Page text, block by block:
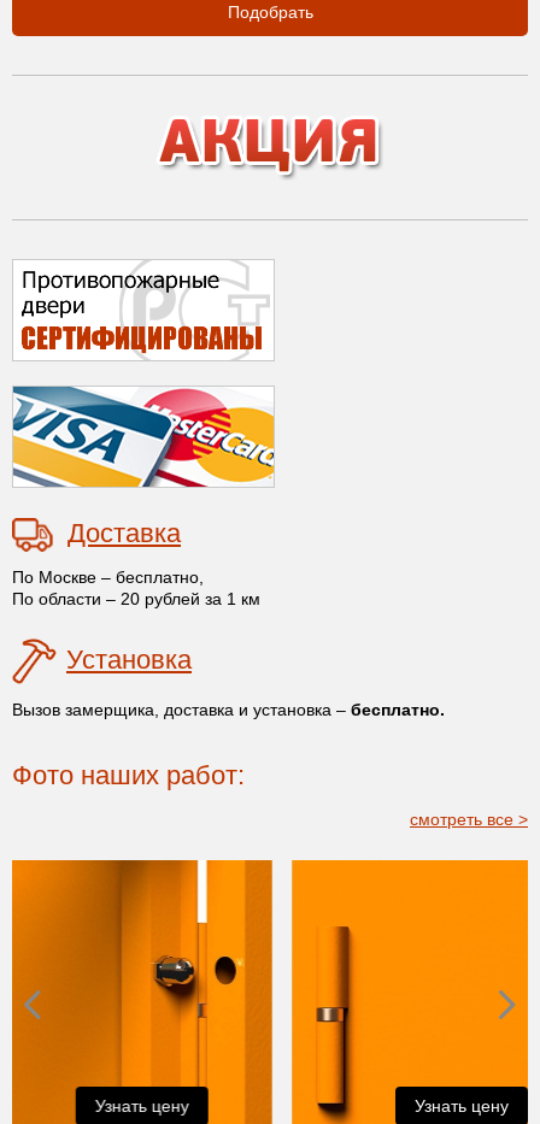
Подобрать
Доставка
По Москве – бесплатно,
По области – 20 рублей за 1 км
Установка
Вызов замерщика, доставка и установка – бесплатно.
Фото наших работ:
смотреть все >
Узнать цену Узнать цену